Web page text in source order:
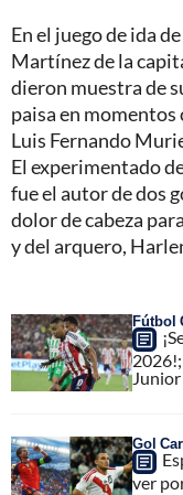
En el juego de ida
Martínez de la
dieron muestra de
paisa en
Luis Fernando
El experimentado
fue el autor de dos
dolor de cabeza
y del arquero,
Fútbol
Junior
Gol
ver